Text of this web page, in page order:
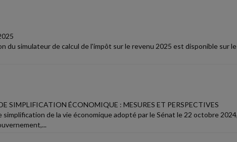
du simulateur de calcul de l'impôt sur le revenu 2025 est disponible sur
SIMPLIFICATION ÉCONOMIQUE : MESURES ET PERSPECTIVES
simplification de la vie économique adopté par le Sénat le 22 octobre